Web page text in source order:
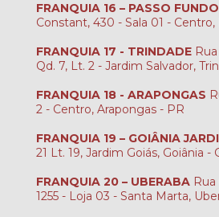
FRANQUIA 16 – PASSO FUNDO
Constant, 430 - Sala 01 -
FRANQUIA 17 - TRINDADE
Qd. 7, Lt. 2 - Jardim Salvador,
FRANQUIA 18 - ARAPONGAS
2 - Centro, Arapongas - PR
FRANQUIA 19 – GOIÂNIA
21 Lt. 19, Jardim Goiás, Goiânia -
FRANQUIA 20 – UBERABA
1255 - Loja 03 - Santa Marta,